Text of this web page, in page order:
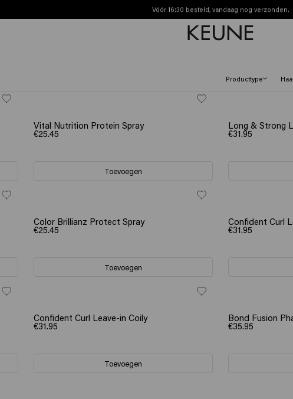
Vóór 16:30 besteld, vandaag nog verzonden.
Gratis verzending vanaf €40
Producttype
Vital Nutrition Protein Spray
€25.45
Toevoegen
Long & Strong
€31.95
Color Brillianz Protect Spray
€25.45
Toevoegen
Confident Curl
€31.95
Confident Curl Leave-in Coily
€31.95
Toevoegen
Bond Fusion
€35.95